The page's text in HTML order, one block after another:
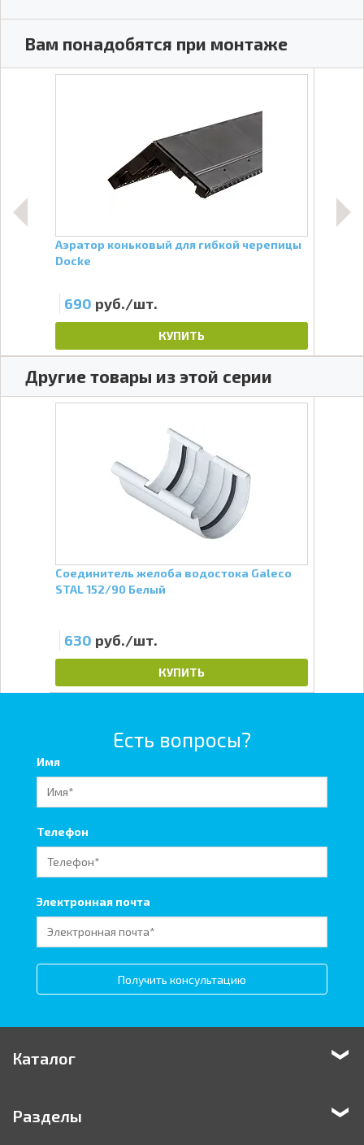
Вам понадобятся при монтаже
Аэратор коньковый для гибкой черепицы
Docke
690 руб./шт.
КУПИТЬ
Другие товары из этой серии
Соединитель желоба водостока Galeco
STAL 152/90 Белый
630 руб./шт.
КУПИТЬ
Есть вопросы?
Имя
Телефон
Электронная почта
Получить консультацию
Каталог
Разделы